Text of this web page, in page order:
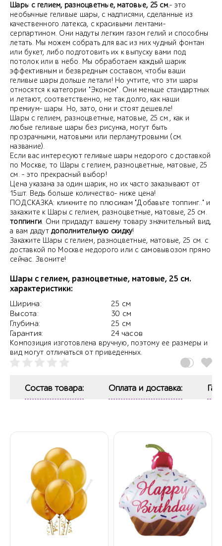
Шары с гелием, разноцветные, матовые, 25 см.- это
необычные геливые шары, с надписями, сделанные из
качественного латекса, с красивыми лентами-
серпартином. Они надуты легким газом гелий и способны
летать. Мы можем собрать для вас из них чудный фонтан
или букет, либо подготовить их к выпуску вами под
потолок или в небо. Мы обработаем каждый шарик
эффективным и безвредным составом, чтобы ваши
геливые шары дольше летали! Но учтите, что эти шары
относятся к категории "Эконом". Они меньше стандартных
и летают, соответственно, не так долго, как наши
премиум- шары. Но, зато, они и стоят дешевле!
Шары с гелием, разноцветные, матовые, 25 см., как и
любые геливые шары без рисунка, могут быть
прозрачными, матовыми или перламутровыми (см.
название).
Если вас интересуют геливые шары недорого с доставкой
по Москве, то Шары с гелием, разноцветные, матовые, 25
см. - это прекрасный выбор!
Цена указана за один шарик, но их часто заказывают от
15шт. Ведь больше количество- ниже цена!
ПОДСКАЗКА: кликните по плюсикам "Добавьте топпинг.." и
закажите к Шары с гелием, разноцветные, матовые, 25 см.
топпинги. Они придадут вашему товару значительный вид,
а вам дадут дополнительную скидку!
Закажите Шары с гелием, разноцветные, матовые, 25 см. с
доставкой по Москве недорого или с самовывозом прямо
сейчас. Звоните!
Шары с гелием, разноцветные, матовые, 25 см.
характеристики:
Ширина:
Высота:
Глубина:
Гарантия:
25 см
30 см
25 см
24 часов
Композиция изготовлена вручную, поэтому ее размеры и
вид могут отличаться от приведенных.
Состав товара: Оплата и доставка: